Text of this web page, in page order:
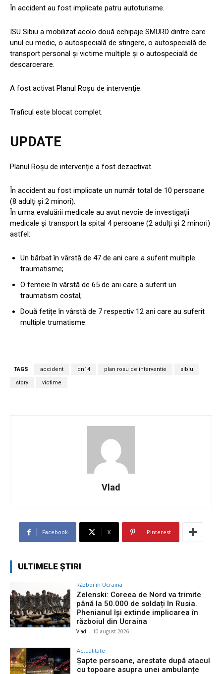
În accident au fost implicate patru autoturisme.
ISU Sibiu a mobilizat acolo două echipaje SMURD dintre care
unul cu medic, o autospecială de stingere, o autospecială de
transport personal şi victime multiple şi ⁠o autospecială de
descarcerare.
A fost activat Planul Roşu de intervenţie.
Traficul este blocat complet.
UPDATE
Planul Roșu de intervenție a fost dezactivat.
În accident au fost implicate un număr total de 10 persoane
(8 adulți și 2 minori).
În urma evaluării medicale au avut nevoie de investigații
medicale și transport la spital 4 persoane (2 adulți și 2 minori)
astfel:
Un bărbat în vârstă de 47 de ani care a suferit multiple
traumatisme;
O femeie în vârstă de 65 de ani care a suferit un
traumatism costal;
Două fetițe în vârstă de 7 respectiv 12 ani care au suferit
multiple trumatisme.
TAGS accident dn14 plan rosu de interventie sibiu
story victime
Vlad
Facebook X Pinterest
ULTIMELE ȘTIRI
Război în Ucraina
Zelenski: Coreea de Nord va trimite
până la 50.000 de soldați în Rusia.
Phenianul își extinde implicarea în
războiul din Ucraina
Vlad - 10 august 2026
Actualitate
Șapte persoane, arestate după atacul
cu topoare asupra unei ambulanțe